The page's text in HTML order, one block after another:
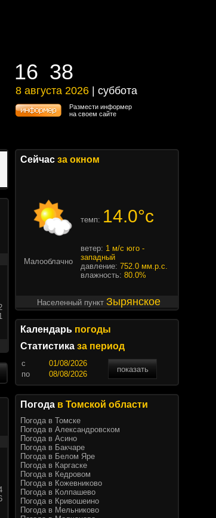
16 38
16 38
8 августа 2026 | суббота
8 августа 2026 | суббота
Размести информер
на своем сайте
Сейчас за окном
темп: 14.0°c
Малооблачно
ветер: 1 м/с юго -
западный
давление: 752.0 мм.р.с.
влажность: 80.0%
Населенный пункт Зырянское
Календарь погоды
Статистика за период
c
показать
по
Погода в Томской области
Погода в Томске
Погода в Александровском
Погода в Асино
Погода в Бакчаре
Погода в Белом Яре
Погода в Каргаске
Погода в Кедровом
Погода в Кожевниково
Погода в Колпашево
Погода в Кривошеино
Погода в Мельниково